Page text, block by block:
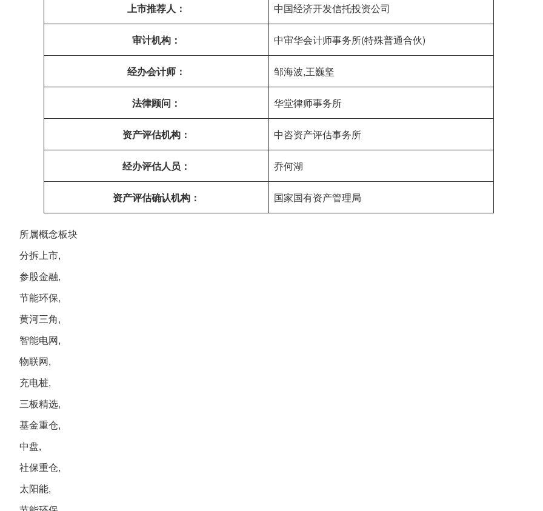
上市推荐人： 中国经济开发信托投资公司
审计机构： 中审华会计师事务所(特殊普通合伙)
经办会计师： 邹海波,王巍坚
法律顾问： 华堂律师事务所
资产评估机构： 中咨资产评估事务所
经办评估人员： 乔何湖
资产评估确认机构： 国家国有资产管理局
所属概念板块
分拆上市,
参股金融,
节能环保,
黄河三角,
智能电网,
物联网,
充电桩,
三板精选,
基金重仓,
中盘,
社保重仓,
太阳能,